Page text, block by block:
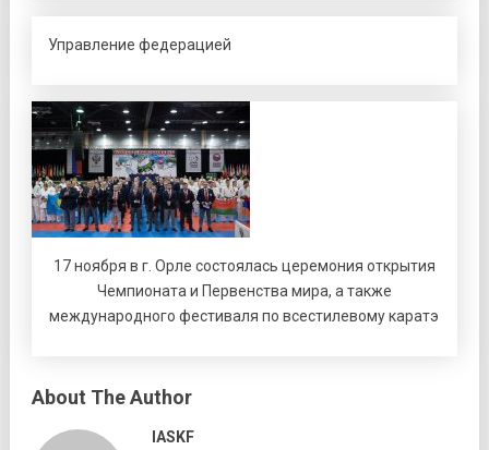
Управление федерацией
17 ноября в г. Орле состоялась церемония открытия
Чемпионата и Первенства мира, а также
международного фестиваля по всестилевому каратэ
About The Author
IASKF